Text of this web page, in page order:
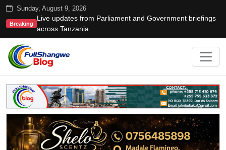
Sunday, August 9, 2026
Breaking
Live updates from Parliament and Government briefings
across Tanzania